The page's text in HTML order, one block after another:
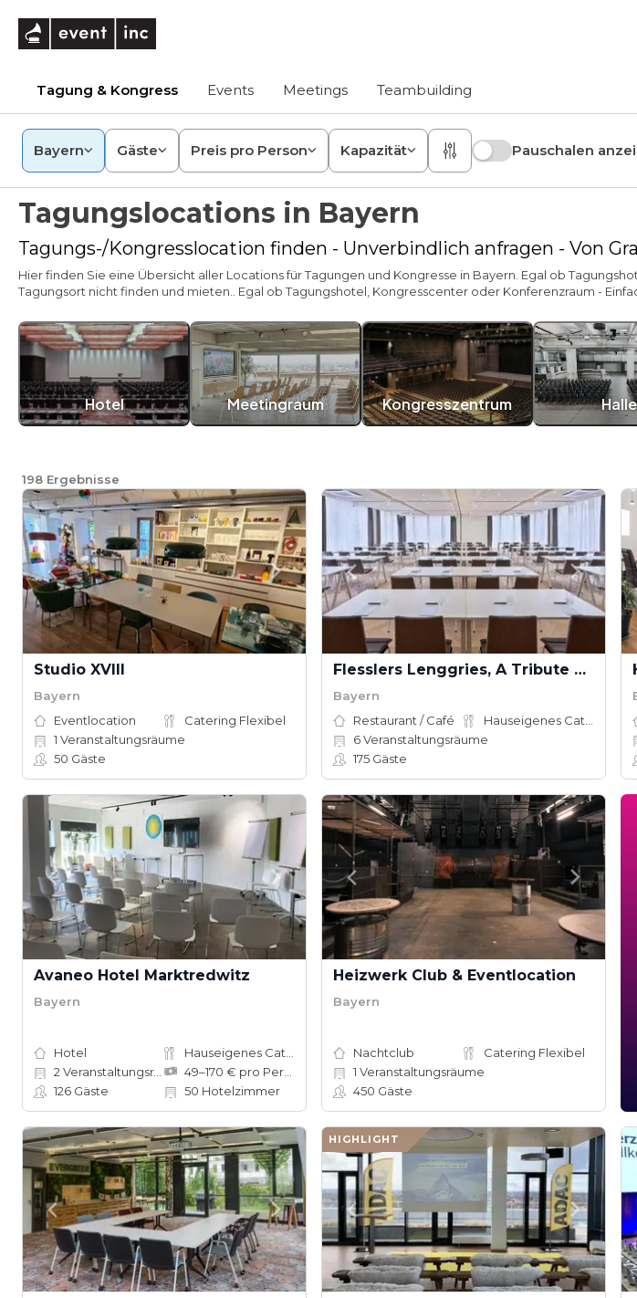
Tagung & Kongress Events Meetings Teambuilding
Bayern Gäste Preis pro Person Kapazität Pauschalen
Tagungslocations in Bayern
Tagungs-/Kongresslocation finden - Unverbindlich anfragen - Von
Hier finden Sie eine Übersicht aller Locations für Tagungen und Kongresse in Bayern. Egal ob
Tagungsort nicht finden und mieten.. Egal ob Tagungshotel, Kongresscenter oder Konferenzraum -
Hotel Meetingraum Kongresszentrum Halle
198 Ergebnisse
Studio XVIII
Bayern
Eventlocation
Catering Flexibel
1 Veranstaltungsräume
50 Gäste
Flesslers Lenggries, A Tribute Portfolio Hotel
Bayern
Restaurant / Café
6Veranstaltungsräume
175 Gäste
Avaneo Hotel Marktredwitz
Bayern
Hotel
2 Veranstaltungsräume
126 Gäste 50 Hotelzimmer
Heizwerk Club & Eventlocation
Bayern
Nachtclub
Catering Flexibel
1 Veranstaltungsräume
450 Gäste
HIGHLIGHT